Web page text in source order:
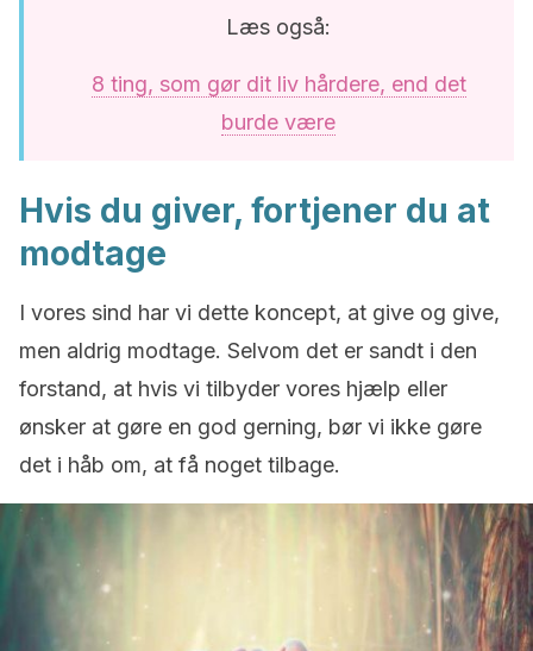
Læs også:
8 ting, som gør dit liv hårdere, end det
burde være
Hvis du giver, fortjener du at
modtage
I vores sind har vi dette koncept, at give og give,
men aldrig modtage. Selvom det er sandt i den
forstand, at hvis vi tilbyder vores hjælp eller
ønsker at gøre en god gerning, bør vi ikke gøre
det i håb om, at få noget tilbage.